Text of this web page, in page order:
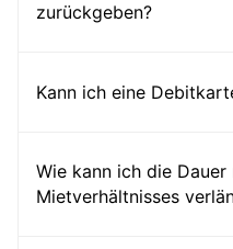
zurückgeben?
Kann ich eine
Wie kann ich die Dauer
Mietverhältnisses